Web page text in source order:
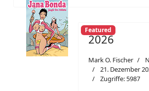
Featured
2026
Mark O. Fischer
21. Dezember
Zugriffe: 5987